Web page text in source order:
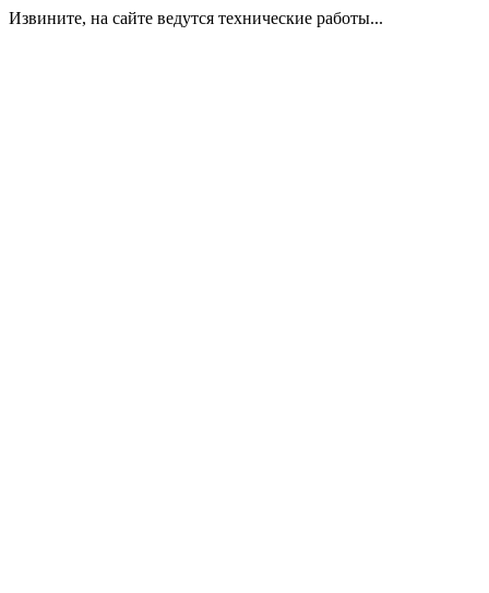
Извините, на сайте ведутся технические работы...